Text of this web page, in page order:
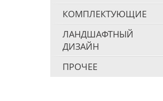
КОМПЛЕКТУЮЩИЕ
ЛАНДШАФТНЫЙ
ДИЗАЙН
ПРОЧЕЕ